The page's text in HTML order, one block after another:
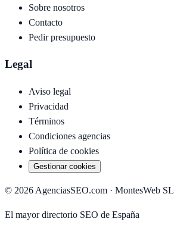
Sobre nosotros
Contacto
Pedir presupuesto
Legal
Aviso legal
Privacidad
Términos
Condiciones agencias
Política de cookies
Gestionar cookies
© 2026 AgenciasSEO.com · MontesWeb SL
El mayor directorio SEO de España